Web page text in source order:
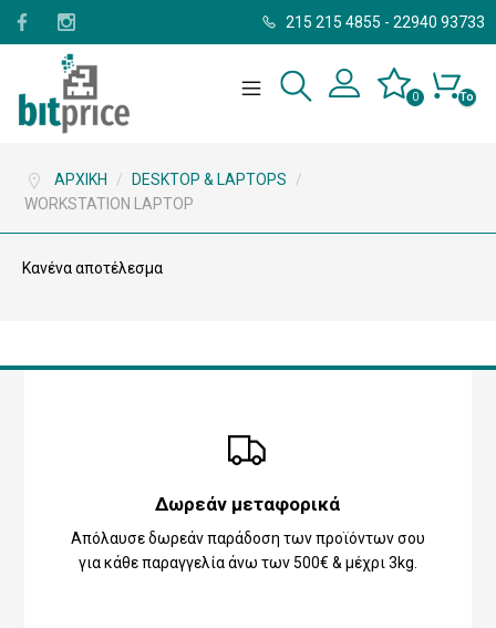
215 215 4855 - 22940 93733
Το
0
ΑΡΧΙΚΉ / DESKTOP & LAPTOPS
/
WORKSTATION LAPTOP
Κανένα αποτέλεσμα
Δωρεάν μεταφορικά
Απόλαυσε δωρεάν παράδοση των προϊόντων σου
για κάθε παραγγελία άνω των 500€ & μέχρι 3kg.